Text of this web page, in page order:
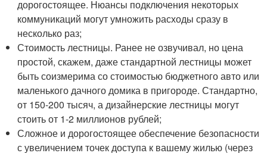
дорогостоящее. Нюансы подключения некоторых
коммуникаций могут умножить расходы сразу в
несколько раз;
Стоимость лестницы. Ранее не озвучивал, но цена
простой, скажем, даже стандартной лестницы может
быть соизмерима со стоимостью бюджетного авто или
маленького дачного домика в пригороде. Стандартно,
от 150-200 тысяч, а дизайнерские лестницы могут
стоить от 1-2 миллионов рублей;
Сложное и дорогостоящее обеспечение безопасности
с увеличением точек доступа к вашему жилью (через